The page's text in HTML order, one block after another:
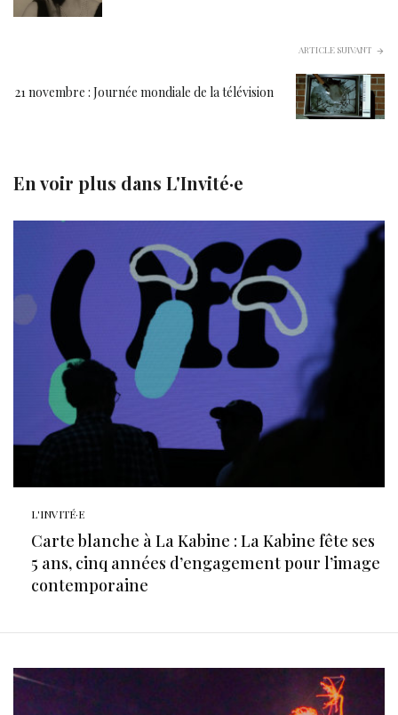
ARTICLE SUIVANT
21 novembre : Journée mondiale de la télévision
En voir plus dans L'Invité·e
L'INVITÉ·E
Carte blanche à La Kabine : La Kabine fête ses
5 ans, cinq années d’engagement pour l’image
contemporaine